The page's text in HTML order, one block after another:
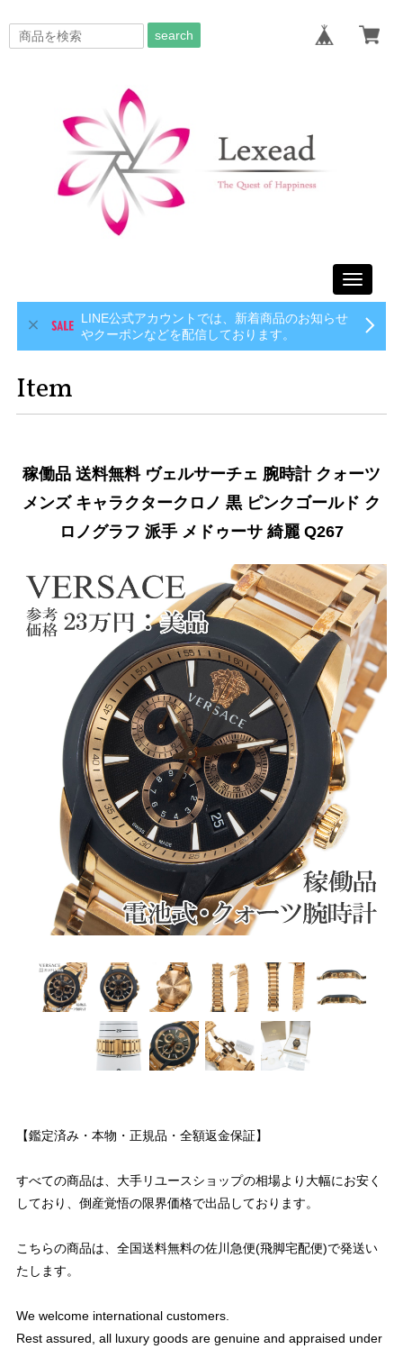
search
Toggle
LINE公式アカウントでは、新着商品のお知らせ
やクーポンなどを配信しております。
Item
稼働品 送料無料 ヴェルサーチェ 腕時計 クォーツ
メンズ キャラクタークロノ 黒 ピンクゴールド ク
ロノグラフ 派手 メドゥーサ 綺麗 Q267
【鑑定済み・本物・正規品・全額返金保証】
すべての商品は、大手リユースショップの相場より大幅にお安く
しており、倒産覚悟の限界価格で出品しております。
こちらの商品は、全国送料無料の佐川急便(飛脚宅配便)で発送い
たします。
We welcome international customers.
Rest assured, all luxury goods are genuine and appraised under